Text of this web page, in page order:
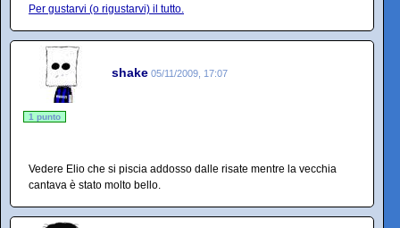
Per gustarvi (o rigustarvi) il tutto.
shake 05/11/2009, 17:07
1 punto
Vedere Elio che si piscia addosso dalle risate mentre la vecchia
cantava è stato molto bello.